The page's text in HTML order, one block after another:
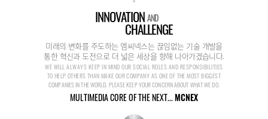
INNOVATIONAND
CHALLENGE
미래의 변화를 주도하는 엠씨넥스는 끊임없는 기술 개발을
통한 혁신과 도전으로 더 넓은 세상을 향해 나아가겠습니다.
WE WILL ALWAYS KEEP IN MIND OUR SOCIAL ROLES AND RESPONSIBILITIES
TO HELP OTHERS THAN MAKE OUR COMPANY AS ONE OF THE MOST BIGGEST
COMPANIES IN THE WORLD. PLEASE KEEP YOUR CONCERN ABOUT WHAT WE DO.
MULTIMEDIA CORE OF THE NEXT...MCNEX